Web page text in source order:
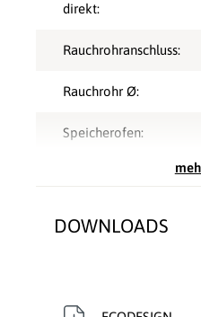
direkt:
Rauchrohranschluss:
Rauchrohr Ø:
Speicherofen:
DOWNLOADS